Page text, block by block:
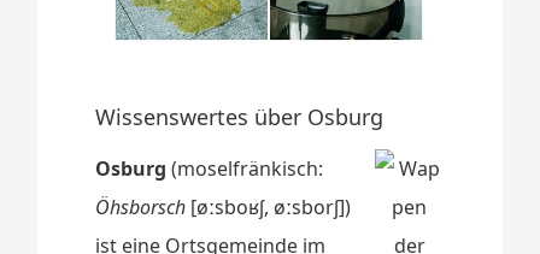
Wissenswertes über Osburg
Osburg (moselfränkisch:
Öhsborsch [øːsboʁʃ, øːsborʃ])
ist eine Ortsgemeinde im